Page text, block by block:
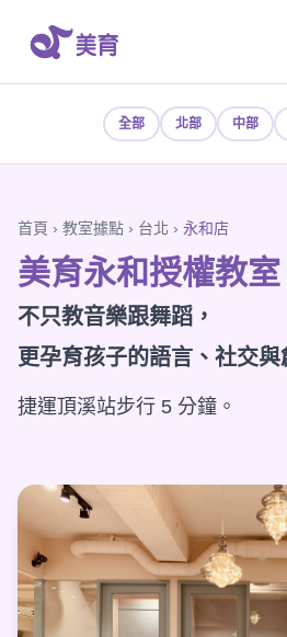
全部 北部 中部
首頁 › 教室據點 › 台北 › 永和店
美育永和授權教室
不只教音樂跟舞蹈，
更孕育孩子的語言、社交與
捷運頂溪站步行 5 分鐘。